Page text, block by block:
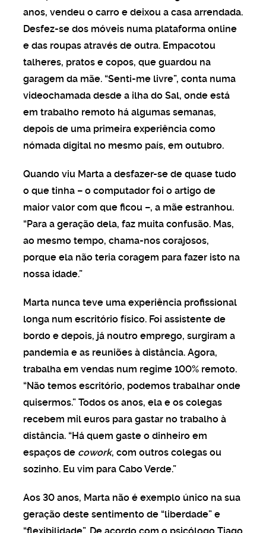
em tempos de incerteza
para o futuro
precisa de habitação
sem urgência
à prova de crise
uma moeda
para lidar com a
financeira
do ensino
anos, vendeu o carro e deixou a casa arrendada.
Desfez-se dos móveis numa plataforma online
e das roupas através de outra. Empacotou
talheres, pratos e copos, que guardou na
garagem da mãe. “Senti-me livre”, conta numa
videochamada desde a ilha do Sal, onde está
em trabalho remoto há algumas semanas,
depois de uma primeira experiência como
nómada digital no mesmo país, em outubro.
Quando viu Marta a desfazer-se de quase tudo
o que tinha – o computador foi o artigo de
maior valor com que ficou –, a mãe estranhou.
“Para a geração dela, faz muita confusão. Mas,
ao mesmo tempo, chama-nos corajosos,
porque ela não teria coragem para fazer isto na
nossa idade.”
Marta nunca teve uma experiência profissional
longa num escritório físico. Foi assistente de
bordo e depois, já noutro emprego, surgiram a
pandemia e as reuniões à distância. Agora,
trabalha em vendas num regime 100% remoto.
“Não temos escritório, podemos trabalhar onde
quisermos.” Todos os anos, ela e os colegas
recebem mil euros para gastar no trabalho à
distância. “Há quem gaste o dinheiro em
espaços de cowork, com outros colegas ou
sozinho. Eu vim para Cabo Verde.”
Aos 30 anos, Marta não é exemplo único na sua
geração deste sentimento de “liberdade” e